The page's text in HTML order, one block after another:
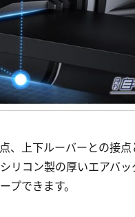
、上下ルーバーとの接
リコン製の厚いエアバ
できます。